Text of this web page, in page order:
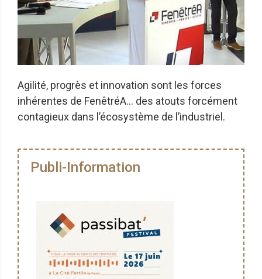
Agilité, progrès et innovation sont les forces
inhérentes de FenêtréA… des atouts forcément
contagieux dans l’écosystème de l’industriel.
Publi-Information